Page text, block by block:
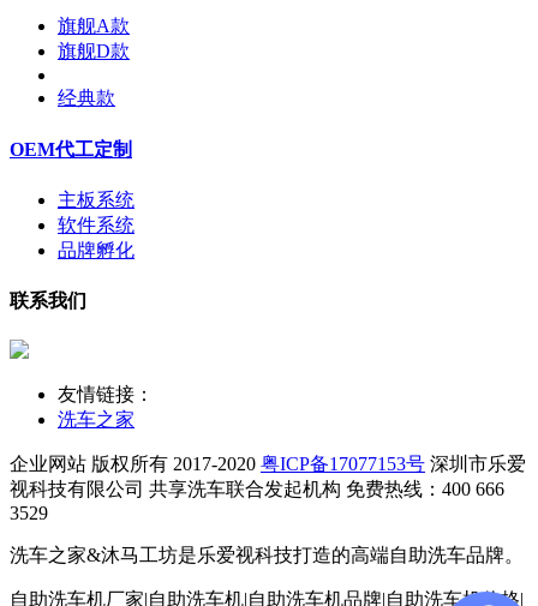
旗舰A款
旗舰D款
经典款
OEM代工定制
主板系统
软件系统
品牌孵化
联系我们
友情链接：
洗车之家
企业网站 版权所有 2017-2020 粤ICP备17077153号 深圳市乐爱
视科技有限公司 共享洗车联合发起机构 免费热线：400 666
3529
洗车之家&沐马工坊是乐爱视科技打造的高端自助洗车品牌。
自助洗车机厂家|自助洗车机|自助洗车机品牌|自助洗车机价格|